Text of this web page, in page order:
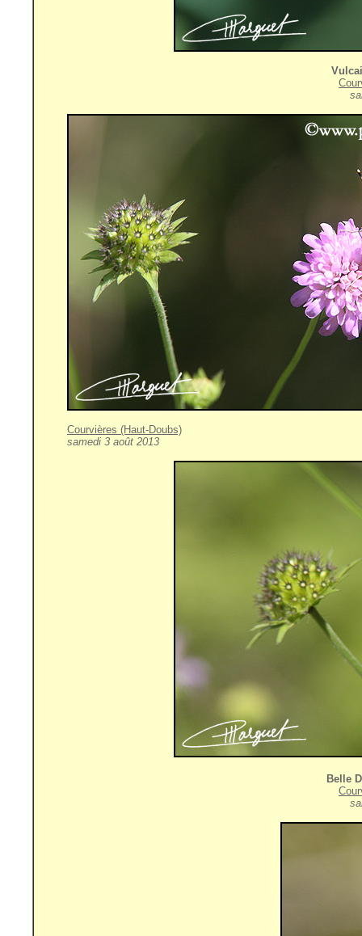
Courvières (Haut-Doubs)
samedi 3 août 2013
Belle